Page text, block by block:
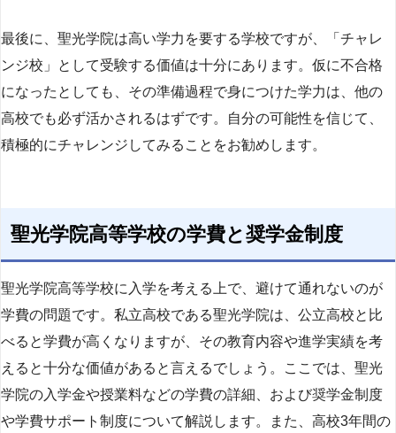
最後に、聖光学院は高い学力を要する学校ですが、「チャレ
ンジ校」として受験する価値は十分にあります。仮に不合格
になったとしても、その準備過程で身につけた学力は、他の
高校でも必ず活かされるはずです。自分の可能性を信じて、
積極的にチャレンジしてみることをお勧めします。
聖光学院高等学校の学費と奨学金制度
聖光学院高等学校に入学を考える上で、避けて通れないのが
学費の問題です。私立高校である聖光学院は、公立高校と比
べると学費が高くなりますが、その教育内容や進学実績を考
えると十分な価値があると言えるでしょう。ここでは、聖光
学院の入学金や授業料などの学費の詳細、および奨学金制度
や学費サポート制度について解説します。また、高校3年間の